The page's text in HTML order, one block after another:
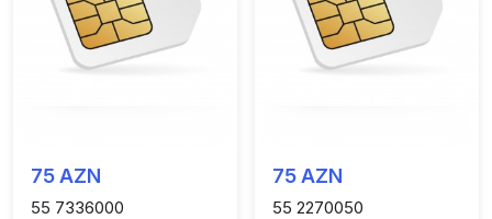
75 AZN
55 7336000
75 AZN
55 2270050